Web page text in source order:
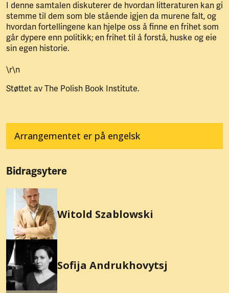
I denne samtalen diskuterer de hvordan litteraturen kan gi
stemme til dem som ble stående igjen da murene falt, og
hvordan fortellingene kan hjelpe oss å finne en frihet som
går dypere enn politikk; en frihet til å forstå, huske og eie
sin egen historie.
\r\n
Støttet av The Polish Book Institute.
Arrangementet er på engelsk
Bidragsytere
Witold Szablowski
Sofija Andrukhovytsj